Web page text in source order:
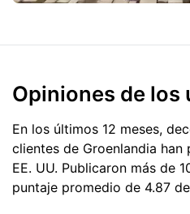
Opiniones de los
En los últimos 12 meses,
clientes de Groenlandia
EE. UU. Publicaron más de
puntaje promedio de 4.87